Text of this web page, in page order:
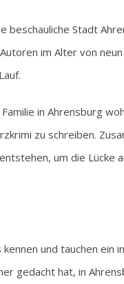
beschauliche Stadt
im Alter von
in Ahrensburg
zu schreiben.
um die Lücke
und tauchen ein
gedacht hat, in